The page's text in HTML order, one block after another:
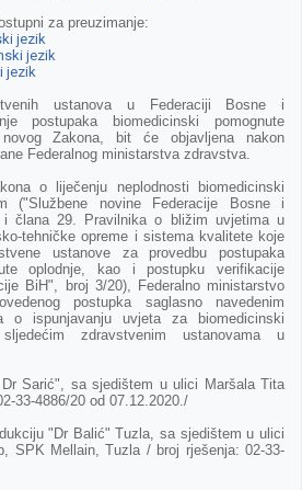
za preuzimanje:
jezik
jezik
jezik
ustanova u Federaciji Bosne i
postupaka biomedicinski pomognute
Zakona, bit će objavljena nakon
Federalnog ministarstva zdravstva.
o liječenju neplodnosti biomedicinski
("Službene novine Federacije Bosne i
i člana 29. Pravilnika o bližim uvjetima u
tehničke opreme i sistema kvalitete koje
ustanove za provedbu postupaka
oplodnje, kao i postupku verifikacije
BiH", broj 3/20), Federalno ministarstvo
postupka saglasno navedenim
o ispunjavanju uvjeta za biomedicinski
sljedećim zdravstvenim ustanovama u
Sarić", sa sjedištem u ulici Maršala Tita
33-4886/20 od 07.12.2020./
"Dr Balić" Tuzla, sa sjedištem u ulici
SPK Mellain, Tuzla / broj rješenja: 02-33-